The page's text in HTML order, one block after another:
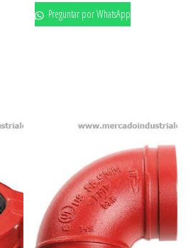
Preguntar por WhatsApp